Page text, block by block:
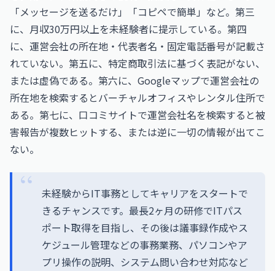
「メッセージを送るだけ」「コピペで簡単」など。第三
に、月収30万円以上を未経験者に提示している。第四
に、運営会社の所在地・代表者名・固定電話番号が記載さ
れていない。第五に、特定商取引法に基づく表記がない、
または虚偽である。第六に、Googleマップで運営会社の
所在地を検索するとバーチャルオフィスやレンタル住所で
ある。第七に、口コミサイトで運営会社名を検索すると被
害報告が複数ヒットする、または逆に一切の情報が出てこ
ない。
未経験からIT事務としてキャリアをスタートで
きるチャンスです。最長2ヶ月の研修でITパス
ポート取得を目指し、その後は議事録作成やス
ケジュール管理などの事務業務、パソコンやア
プリ操作の説明、システム問い合わせ対応など